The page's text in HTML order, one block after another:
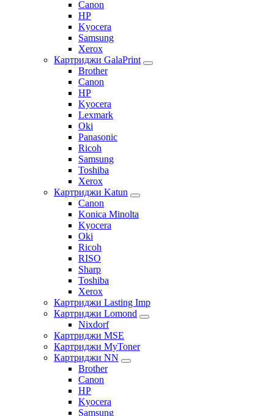
Canon
HP
Kyocera
Samsung
Xerox
Картриджи GalaPrint
Brother
Canon
HP
Kyocera
Lexmark
Oki
Panasonic
Ricoh
Samsung
Toshiba
Xerox
Картриджи Katun
Canon
Konica Minolta
Kyocera
Oki
Ricoh
RISO
Sharp
Toshiba
Xerox
Картриджи Lasting Imp
Картриджи Lomond
Nixdorf
Картриджи MSE
Картриджи MyToner
Картриджи NN
Brother
Canon
HP
Kyocera
Samsung